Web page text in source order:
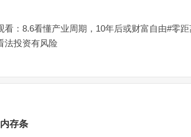
看：8.6看懂产业周期，10年后或财富自由#零
法投资有风险
存条